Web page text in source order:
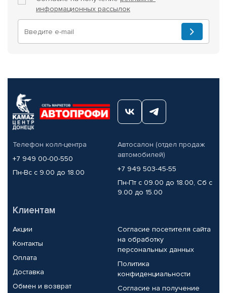
информационных рассылок
Телефон колл-центра
+7 949 00-00-550
Пн-Вс с 9.00 до 18.00
Автосалон (отдел продаж
автомобилей)
+7 949 503-45-55
Пн-Пт с 09.00 до 18.00, Сб с
9.00 до 15.00
Клиентам
Акции
Контакты
Оплата
Доставка
Обмен и возврат
Согласие посетителя сайта
на обработку
персональных данных
Политика
конфиденциальности
Согласие на получение